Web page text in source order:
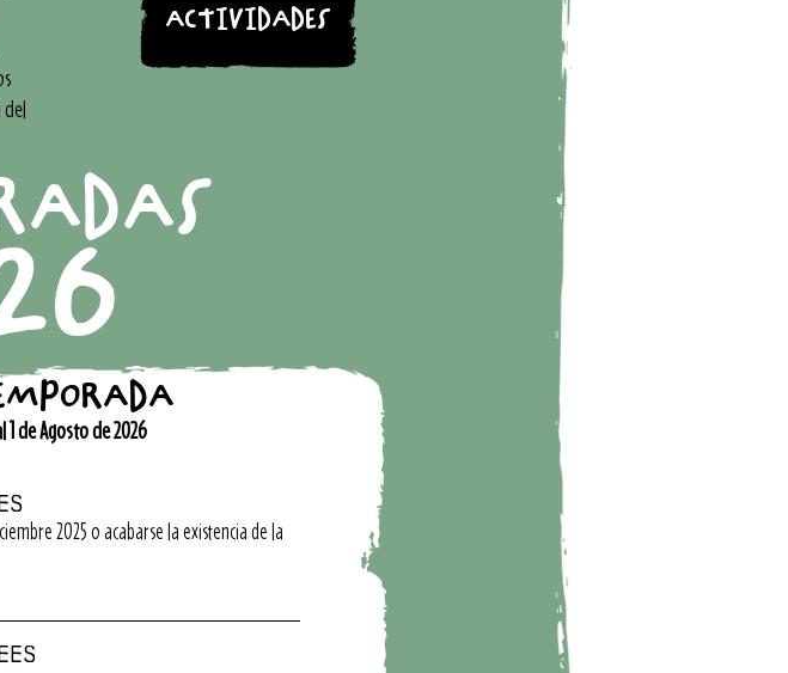
ACTIVIDADES
2025 o acabarse la existencia de la
1 de Agosto de 2026